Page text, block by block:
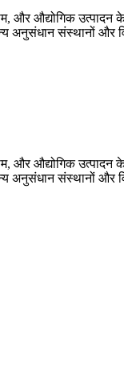
और औद्योगिक
संस्थानों और
और औद्योगिक
संस्थानों और